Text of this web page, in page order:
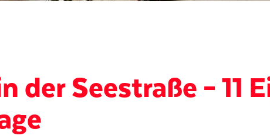
der Seestraße –